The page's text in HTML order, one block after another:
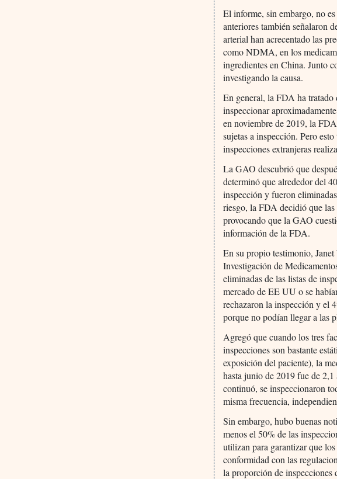
El informe, sin embargo, no
anteriores también señalaron
arterial han acrecentado las
como NDMA, en los
ingredientes en China. Junto
investigando la causa.
En general, la FDA ha
inspeccionar
en noviembre de 2019, la
sujetas a inspección. Pero
inspecciones extranjeras
La GAO descubrió que
determinó que alrededor del
inspección y fueron
riesgo, la FDA decidió que las
provocando que la GAO
información de la FDA.
En su propio testimonio,
Investigación de
eliminadas de las listas de
mercado de EE UU o se
rechazaron la inspección y el
porque no podían llegar a las
Agregó que cuando los tres
inspecciones son bastante
exposición del paciente), la
hasta junio de 2019 fue de
continuó, se inspeccionaron
misma frecuencia,
Sin embargo, hubo buenas
menos el 50% de las
utilizan para garantizar que
conformidad con las
la proporción de inspecciones